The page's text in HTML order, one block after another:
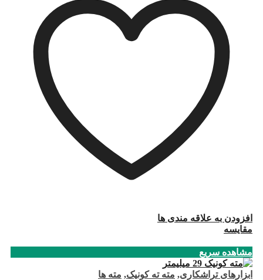
افزودن به علاقه مندی ها
مقایسه
مشاهده سریع
ابزارهای تراشکاری, مته ته کونیک, مته ها